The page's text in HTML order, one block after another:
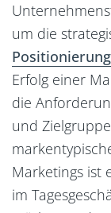
um die
Positionierung
Erfolg einer
die
und
Marketings ist
im